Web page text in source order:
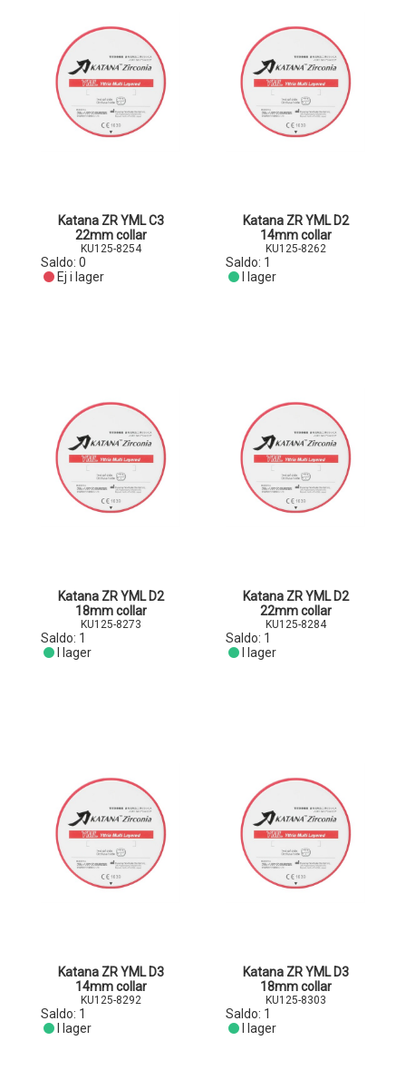
Katana ZR YML C3
22mm collar
KU125-8254
Saldo: 0
Ej i lager
Katana ZR YML D2
14mm collar
KU125-8262
Saldo: 1
I lager
Katana ZR YML D2
18mm collar
KU125-8273
Saldo: 1
I lager
Katana ZR YML D2
22mm collar
KU125-8284
Saldo: 1
I lager
Katana ZR YML D3
14mm collar
KU125-8292
Saldo: 1
I lager
Katana ZR YML D3
18mm collar
KU125-8303
Saldo: 1
I lager